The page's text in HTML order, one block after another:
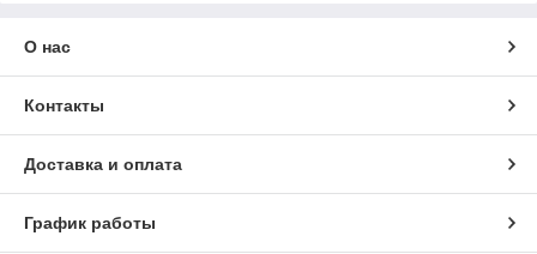
О нас
Контакты
Доставка и оплата
График работы